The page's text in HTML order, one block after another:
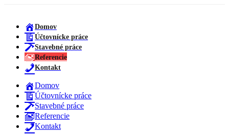
Domov
Účtovnícke práce
Stavebné práce
Referencie
Kontakt
Domov
Účtovnícke práce
Stavebné práce
Referencie
Kontakt